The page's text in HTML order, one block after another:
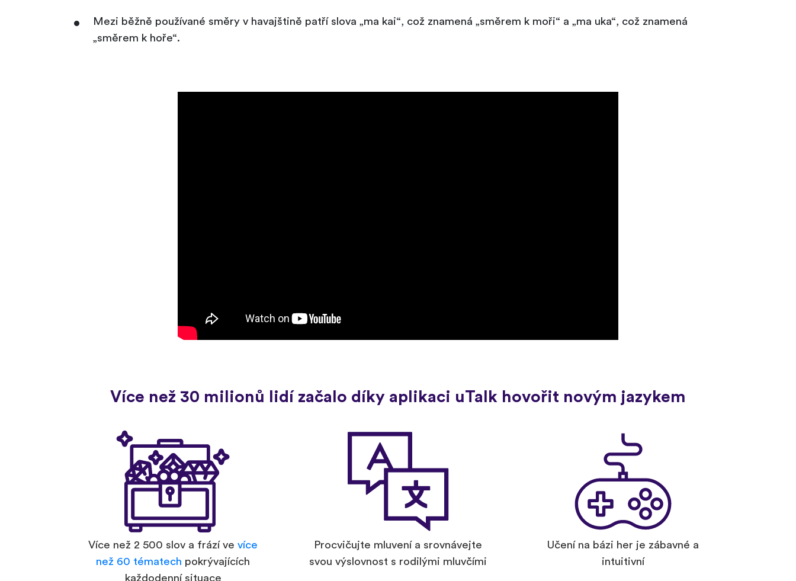
Mezi běžně používané směry v havajštině patří slova „ma kai“, což znamená „směrem k moři“ a „ma uka“, což znamená
„směrem k hoře“.
Více než 30 milionů lidí začalo díky aplikaci uTalk hovořit novým jazykem
Více než 2 500 slov a frází ve více
než 60 tématech pokrývajících
každodenní situace
Procvičujte mluvení a srovnávejte
svou výslovnost s rodilými mluvčími
Učení na bázi her je zábavné a
intuitivní